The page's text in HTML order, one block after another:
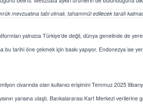
mevzuatına tabi olmalı, tahammül edilecek tarafı
yalnızca Türkiye’de değil, dünya genelinde de
bu tarihi öne çekmek için baskı yapıyor. Endonezya ise
civarında olan kullanıcı erişimini Temmuz 2025
yarısına ulaştı. Bankalararası Kart Merkezi